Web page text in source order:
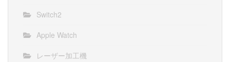
Switch2
Apple Watch
レーザー加工機